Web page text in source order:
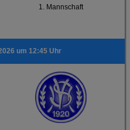
1. Mannschaft
um 12:45 Uhr